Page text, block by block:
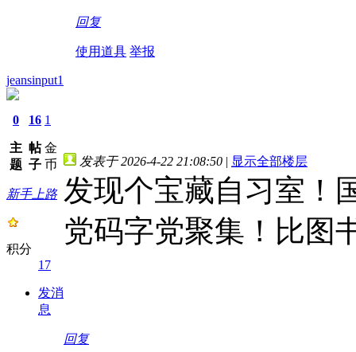
回复
使用道具 举报
jeansinput1
0
主
题
16
帖
子
1
金
币
新手上路
积分
17
发消
息
发表于 2026-4-22 21:08:50 | 显示全部楼层
发现个宝藏自习室！
党码字党聚集！比图
回复